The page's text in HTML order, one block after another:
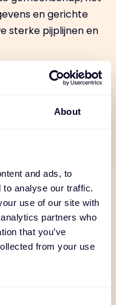
About
and ads, to
to analyse our traffic.
use of our site with
partners who
that you’ve
from your use
en gerichte
sterke pijplijnen en
peer-to-peer